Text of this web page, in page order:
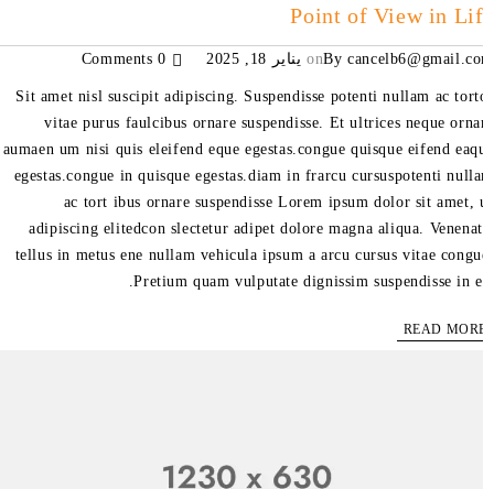
Point of View in
By
on يناير 18, 2025 0 Comments
Sit amet nisl suscipit adipiscing. Suspendisse potenti nullam ac
vitae purus faulcibus ornare suspendisse. Et ultrices neque
aumaen um nisi quis eleifend eque egestas.congue quisque eifend
egestas.congue in quisque egestas.diam in frarcu cursuspotenti
ac tort ibus ornare suspendisse Lorem ipsum dolor sit amet,
adipiscing elitedcon slectetur adipet dolore magna aliqua.
tellus in metus ene nullam vehicula ipsum a arcu cursus vitae
Pretium quam vulputate dignissim suspendisse in
READ